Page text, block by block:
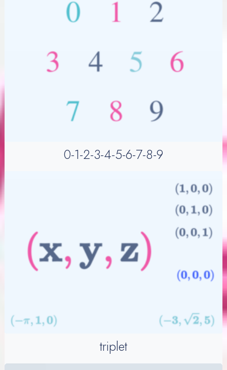
0-1-2-3-4-5-6-7-8-9
triplet